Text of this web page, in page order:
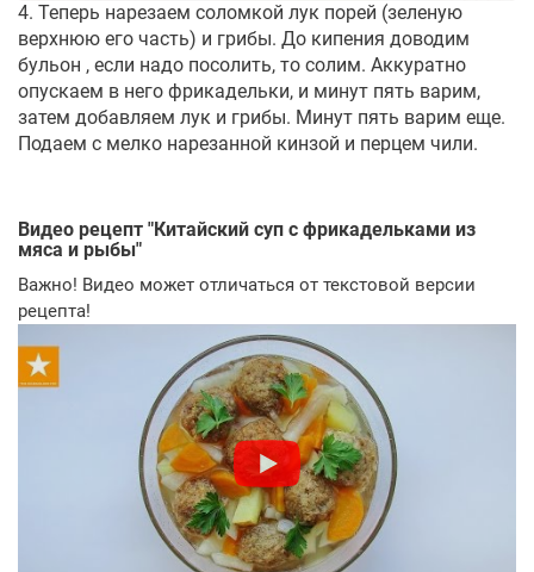
4. Теперь нарезаем соломкой лук порей (зеленую
верхнюю его часть) и грибы. До кипения доводим
бульон , если надо посолить, то солим. Аккуратно
опускаем в него фрикадельки, и минут пять варим,
затем добавляем лук и грибы. Минут пять варим еще.
Подаем с мелко нарезанной кинзой и перцем чили.
Видео рецепт "Китайский суп с фрикадельками из
мяса и рыбы"
Важно! Видео может отличаться от текстовой версии
рецепта!